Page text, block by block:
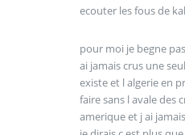
ecouter les fous de
pour moi je begne
ai jamais crus une
existe et l algerie en
faire sans l avale des
amerique et j ai